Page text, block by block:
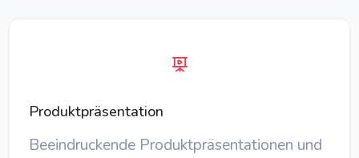
Produktpräsentation
Beeindruckende Produktpräsentationen und